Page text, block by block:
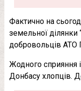
Фактично на
земельної ділянки
добровольців АТО
Жодного сприяння і
Донбасу хлопців.